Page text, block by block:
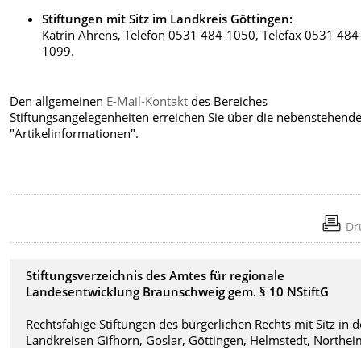
Stiftungen mit Sitz im Landkreis Göttingen:
Katrin Ahrens, Telefon 0531 484-1050, Telefax 0531
1099.
Den allgemeinen E-Mail-Kontakt des Bereiches
Stiftungsangelegenheiten erreichen Sie über die
"Artikelinformationen".
Stiftungsverzeichnis des Amtes für regionale
Landesentwicklung Braunschweig gem. § 10 NStiftG
Rechtsfähige Stiftungen des bürgerlichen Rechts mit Sitz in
Landkreisen Gifhorn, Goslar, Göttingen, Helmstedt,